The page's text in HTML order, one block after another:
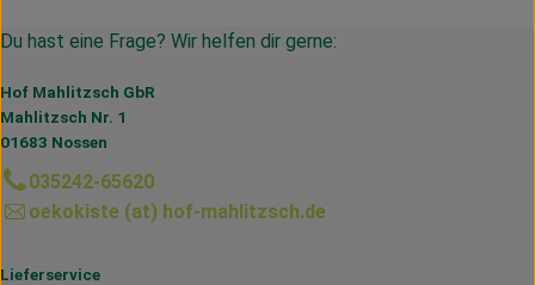
Du hast eine Frage? Wir helfen dir gerne:
Hof Mahlitzsch GbR
Mahlitzsch Nr. 1
01683 Nossen
035242-65620
oekokiste (at) hof-mahlitzsch.de
Lieferservice